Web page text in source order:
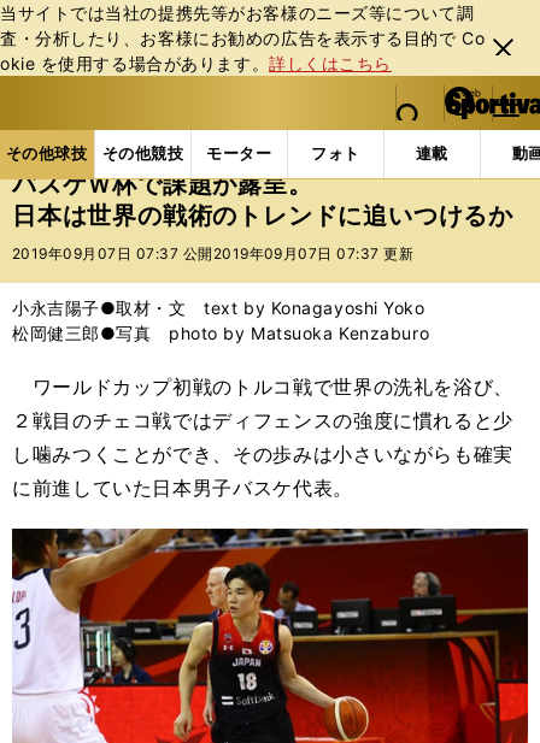
当サイトでは当社の提携先等がお客様のニーズ等について調
査・分析したり、お客様にお勧めの広告を表⽰する⽬的で Co
okie を使⽤する場合があります。詳しくはこちら
閉じ
る
web Sportiva (webスポルティーバ)
検索
マイペ
ー
ジ
メニュ
その他球技 その他競技 モーター フォト 連載 動
ス
ポ
ル
バ
その他球技の記事一覧 バスケットボール 国内バス
バスケＷ杯で課題が露呈。
日本は世界の戦術のトレンドに追いつけるか
2019年09月07日 07:37 公開 2019年09月07日 07:37 更新
小永吉陽子●取材・文 text by Konagayoshi Yoko
松岡健三郎●写真 photo by Matsuoka Kenzaburo
ワールドカップ初戦のトルコ戦で世界の洗礼を浴び、
２戦目のチェコ戦ではディフェンスの強度に慣れると少
し噛みつくことができ、その歩みは小さいながらも確実
に前進していた日本男子バスケ代表。